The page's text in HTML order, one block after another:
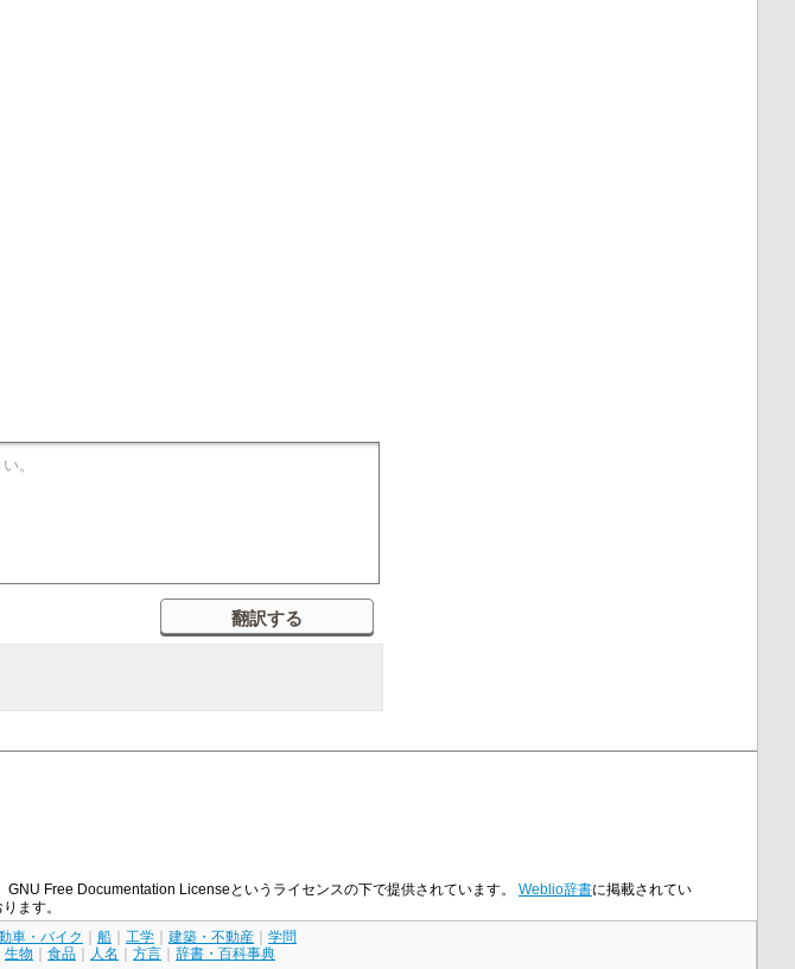
Free Documentation Licenseというライセンスの下で提供されています。 Weblio辞書に掲載されてい
ます。
車・バイク 船 工学 建築・不動産
学問
生物 食品 人名 方言 辞書・百科事典